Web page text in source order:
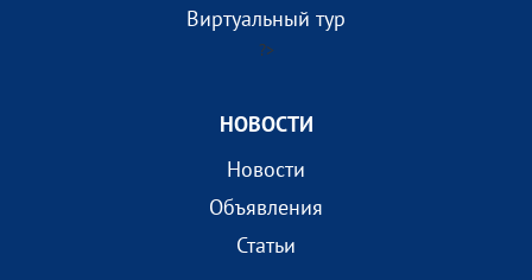
Виртуальный тур
?>
НОВОСТИ
Новости
Объявления
Статьи